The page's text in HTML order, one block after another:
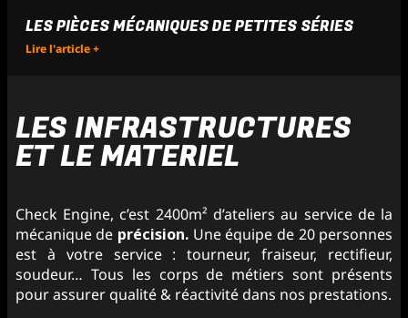
LES PIÈCES MÉCANIQUES DE PETITES SÉRIES
Lire l'article +
LES INFRASTRUCTURES
ET LE MATERIEL
Check Engine, c’est 2400m² d’ateliers au service de la
mécanique de précision.Une équipe de 20 personnes
est à votre service : tourneur, fraiseur, rectifieur,
soudeur… Tous les corps de métiers sont présents
pour assurer qualité & réactivité dans nos prestations.